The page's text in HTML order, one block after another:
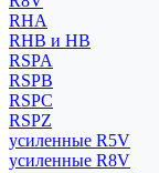
RHA
RHB и HB
RSPA
RSPB
RSPC
RSPZ
усиленные R5V
усиленные R8V